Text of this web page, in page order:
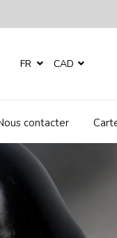
FR CAD
contacter